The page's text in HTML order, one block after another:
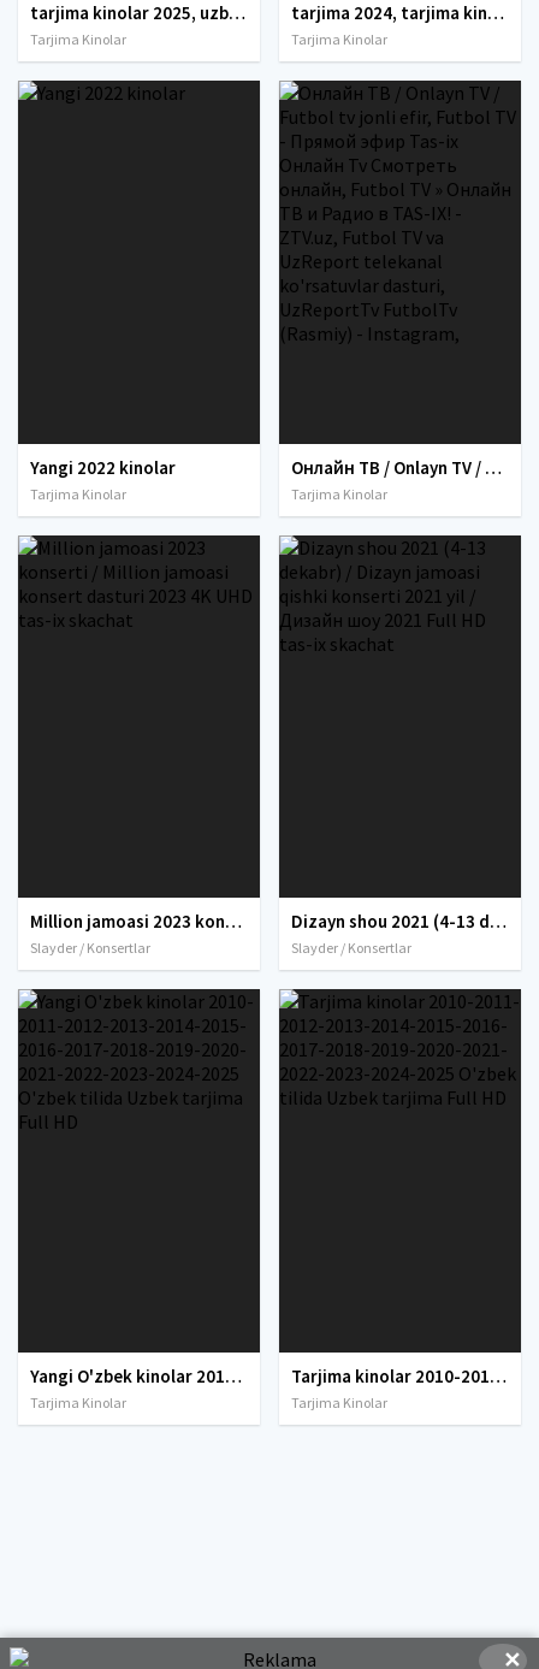
tarjima kinolar 2025, uzbek tarjima kinolar 2025, tarjima kinolar uzbek tilida 2025, tarjima kinolar o zbek 2025, tarjima kinolar o zbek tilida 2025, yangi tarjima kinolar 2025, uzmovi tarjima kinolar 2025, uzmovi com tarjima kinolar 2025, uzbekcha t
Tarjima Kinolar
tarjima 2024, tarjima kinolar 2024, uzbek tarjima 2024, tarjima kinolar tilida tilida 2024, uzbek tilida tarjima 2024, kino tarjima 2024, uzbek tarjima kinolar 2024, tarjima kinolar 2024 uzbek tilida, tarjima kinolar 2024 o zbek, tarjima kinolar 2024
Tarjima Kinolar
Yangi 2022 kinolar
Tarjima Kinolar
Онлайн ТВ / Onlayn TV / Futbol tv jonli efir, Futbol TV - Прямой эфир Tas-ix Онлайн Tv Смотреть онлайн, Futbol TV » Онлайн ТВ и Радио в TAS-IX! - ZTV.uz, Futbol TV va UzReport telekanal ko'rsatuvlar dasturi, UzReportTv FutbolTv (Rasmiy) - Instagram,
Tarjima Kinolar
Million jamoasi 2023 konserti / Million jamoasi konsert dasturi 2023 4K UHD tas-ix skachat
Slayder / Konsertlar
Dizayn shou 2021 (4-13 dekabr) / Dizayn jamoasi qishki konserti 2021 yil / Дизайн шоу 2021 Full HD tas-ix skachat
Slayder / Konsertlar
Yangi O'zbek kinolar 2010-2011-2012-2013-2014-2015-2016-2017-2018-2019-2020-2021-2022-2023-2024-2025 O'zbek tilida Uzbek tarjima Full HD
Tarjima Kinolar
Tarjima kinolar 2010-2011-2012-2013-2014-2015-2016-2017-2018-2019-2020-2021-2022-2023-2024-2025 O'zbek tilida Uzbek tarjima Full HD
Tarjima Kinolar
✕